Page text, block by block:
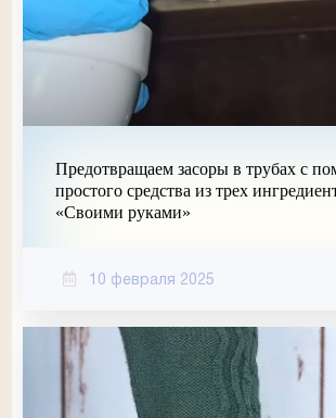
Предотвращаем засоры в трубах с
простого средства из трех
«Своими руками»
10 февраля 2025